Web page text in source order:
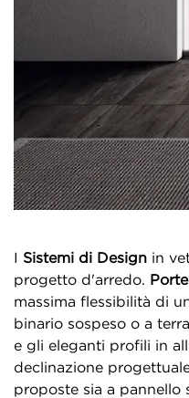
I Sistemi di Design in
progetto d'arredo.
massima flessibilità di
binario sospeso o a
e gli eleganti profili in
declinazione
proposte sia a pannello